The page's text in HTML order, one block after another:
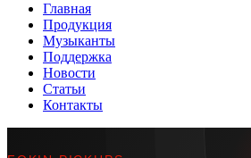
Главная
Продукция
Музыканты
Поддержка
Новости
Статьи
Контакты